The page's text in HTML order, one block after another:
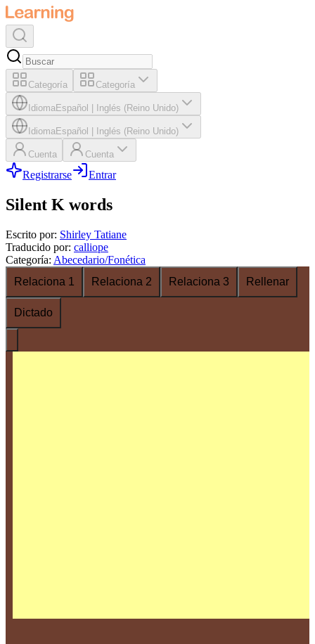
Categoría Categoría
IdiomaEspañol Inglés (Reino Unido)
IdiomaEspañol Inglés (Reino Unido)
Cuenta Cuenta
Registrarse Entrar
Silent K words
Escrito por: Shirley Tatiane
Traducido por: calliope
Categoría: Abecedario/Fonética
Relaciona 1
Relaciona 2 Relaciona 3 Rellenar
Dictado